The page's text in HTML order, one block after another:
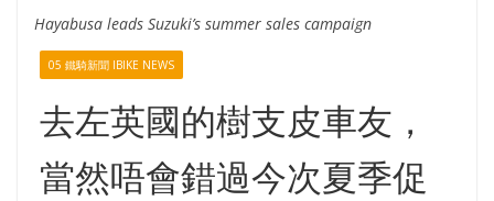
Hayabusa leads Suzuki’s summer sales campaign
05 鐵騎新聞 IBIKE NEWS
去左英國的樹支皮車友，
當然唔會錯過今次夏季促